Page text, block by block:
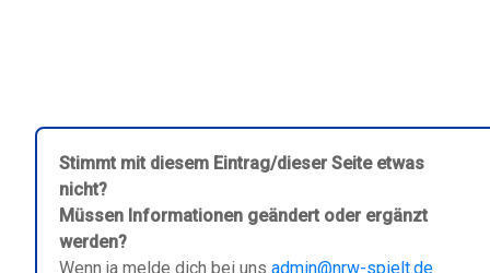
Stimmt mit diesem Eintrag/dieser Seite etwas
nicht?
Müssen Informationen geändert oder ergänzt
werden?
Wenn ja melde dich bei uns admin@nrw-spielt.de